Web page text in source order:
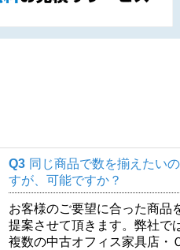
Q3 同じ商品で数を揃えたい
すが、可能ですか？
お客様のご要望に合った商品
提案させて頂きます。弊社で
複数の中古オフィス家具店・